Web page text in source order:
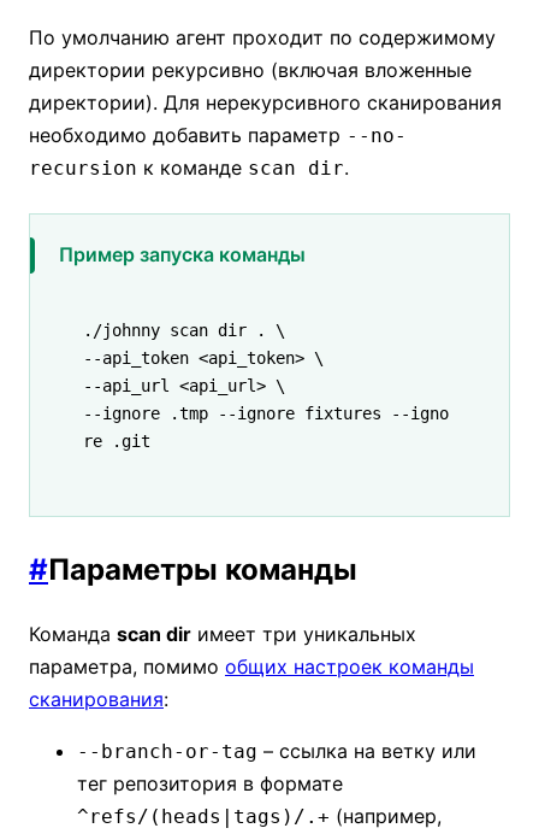
По умолчанию агент проходит по содержимому
директории рекурсивно (включая вложенные
директории). Для нерекурсивного сканирования
необходимо добавить параметр --no-
recursion к команде scan dir.
Пример запуска команды
./johnny scan dir .
\
--api_token <api_token> \
--api_url <api_url> \
--ignore
.tmp --ignore fixtures --igno
re .git
#Параметры команды
Команда scan dir имеет три уникальных
параметра, помимо общих настроек команды
сканирования:
--branch-or-tag – ссылка на ветку или
тег репозитория в формате
^refs/(heads|tags)/.+ (например,